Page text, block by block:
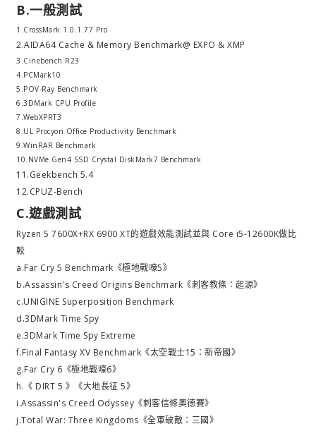
B.一般測試
1.CrossMark 1.0.1.77 Pro
2.AIDA64 Cache & Memory Benchmark@ EXPO & XMP
3.Cinebench R23
4.PCMark10
5.POV-Ray Benchmark
6.3DMark CPU Profile
7.WebXPRT3
8.UL Procyon Office Productivity Benchmark
9.WinRAR Benchmark
10.NVMe Gen4 SSD Crystal DiskMark7 Benchmark
11.Geekbench 5.4
12.CPUZ-Bench
C.遊戲測試
Ryzen 5 7600X+RX 6900 XT的遊戲效能測試並與 Core i5-12600K做比
較
a.Far Cry 5 Benchmark《極地戰嚎5》
b.Assassin's Creed Origins Benchmark《刺客教條：起源》
c.UNIGINE Superposition Benchmark
d.3DMark Time Spy
e.3DMark Time Spy Extreme
f.Final Fantasy XV Benchmark《太空戰士15：新帝國》
g.Far Cry 6《極地戰嚎6》
h.《 DIRT 5 》《大地長征 5》
i.Assassin's Creed Odyssey《刺客信條奧德賽》
j.Total War: Three Kingdoms《全軍破敵：三國》